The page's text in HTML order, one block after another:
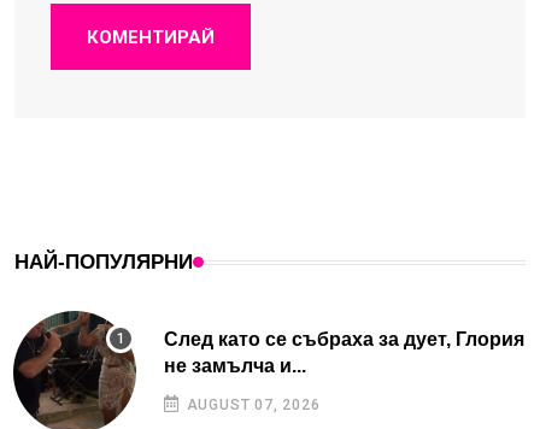
КОМЕНТИРАЙ
НАЙ-ПОПУЛЯРНИ
След като се събраха за дует, Глория
не замълча и...
AUGUST 07, 2026